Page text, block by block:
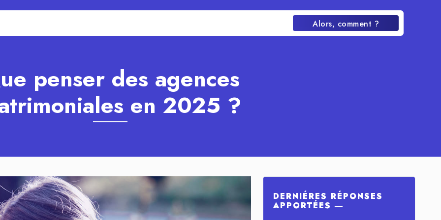
Alors, comment ?
penser des agences
en 2025 ?
DERNIÉRES RÉPONSES
APPORTÉES ―